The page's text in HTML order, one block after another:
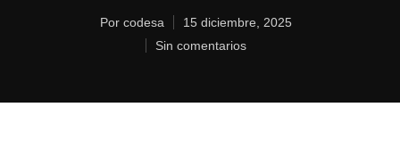
Por codesa
15 diciembre, 2025
Sin comentarios